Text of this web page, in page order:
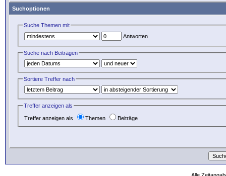
Suchoptionen
Suche Themen mit
Antworten
Suche nach Beiträgen
Sortiere Treffer nach
Treffer anzeigen als
Treffer anzeigen als Themen Beiträge